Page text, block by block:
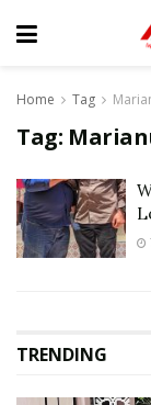
Home Tag
Tag:
TRENDING